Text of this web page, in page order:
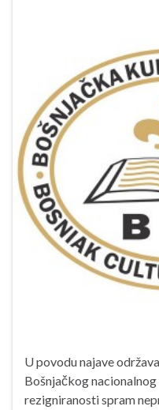
U povodu najave
Bošnjačkog nacionalnog
rezigniranosti spram